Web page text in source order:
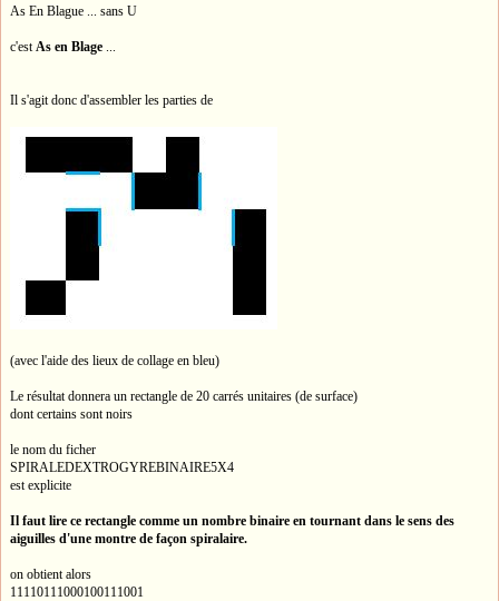
As En Blague ... sans U
c'est As en Blage
Il s'agit donc d'assembler les parties de
(avec l'aide des lieux de collage en bleu)
Le résultat donnera un rectangle de 20 carrés unitaires (de surface)
dont certains sont noirs
le nom du ficher
SPIRALEDEXTROGYREBINAIRE5X4
est explicite
Il faut lire ce rectangle comme un nombre binaire en tournant dans le sens des
aiguilles d'une montre de façon spiralaire.
on obtient alors
11110111000100111001